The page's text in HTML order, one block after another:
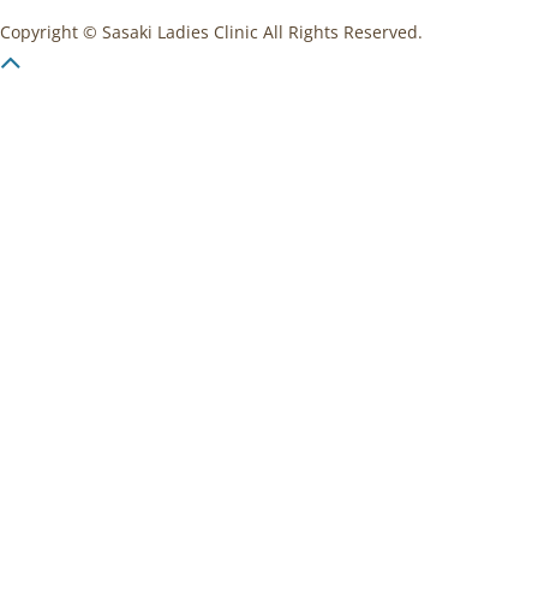
Copyright © Sasaki Ladies Clinic All Rights Reserved.